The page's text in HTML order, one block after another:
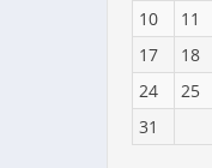
10
11
17
18
24
25
31